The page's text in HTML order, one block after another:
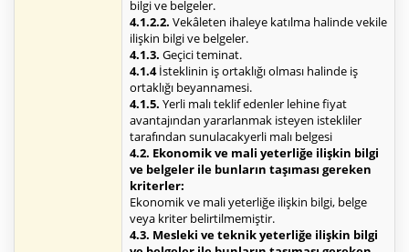
bilgi ve belgeler.
4.1.2.2. Vekâleten ihaleye katılma halinde vekile
ilişkin bilgi ve belgeler.
4.1.3. Geçici teminat.
4.1.4İsteklinin iş ortaklığı olması halinde iş
ortaklığı beyannamesi.
4.1.5. Yerli malı teklif edenler lehine fiyat
avantajından yararlanmak isteyen istekliler
tarafından sunulacakyerli malı belgesi
4.2. Ekonomik ve mali yeterliğe ilişkin bilgi
ve belgeler ile bunların taşıması gereken
kriterler:
Ekonomik ve mali yeterliğe ilişkin bilgi, belge
veya kriter belirtilmemiştir.
4.3. Mesleki ve teknik yeterliğe ilişkin bilgi